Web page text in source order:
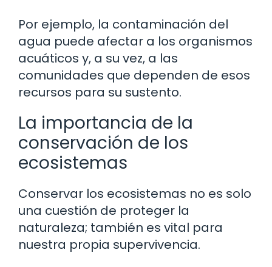
Por ejemplo, la contaminación del
agua puede afectar a los organismos
acuáticos y, a su vez, a las
comunidades que dependen de esos
recursos para su sustento.
La importancia de la
conservación de los
ecosistemas
Conservar los ecosistemas no es solo
una cuestión de proteger la
naturaleza; también es vital para
nuestra propia supervivencia.